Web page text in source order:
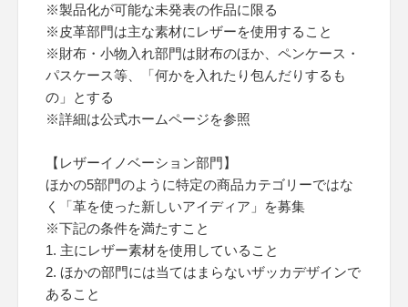
※製品化が可能な未発表の作品に限る
※皮革部門は主な素材にレザーを使用すること
※財布・小物入れ部門は財布のほか、ペンケース・
パスケース等、「何かを入れたり包んだりするも
の」とする
※詳細は公式ホームページを参照
【レザーイノベーション部門】
ほかの5部門のように特定の商品カテゴリーではな
く「革を使った新しいアイディア」を募集
※下記の条件を満たすこと
1. 主にレザー素材を使用していること
2. ほかの部門には当てはまらないザッカデザインで
あること